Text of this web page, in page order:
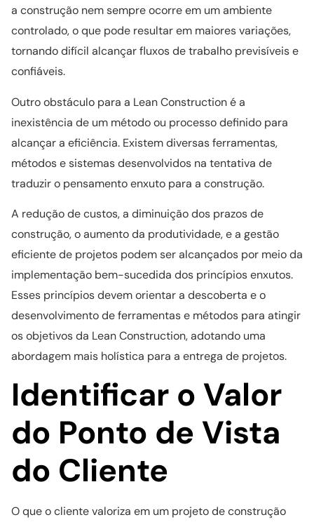
a construção nem sempre ocorre em um ambiente
controlado, o que pode resultar em maiores variações,
tornando difícil alcançar fluxos de trabalho previsíveis e
confiáveis.
Outro obstáculo para a Lean Construction é a
inexistência de um método ou processo definido para
alcançar a eficiência. Existem diversas ferramentas,
métodos e sistemas desenvolvidos na tentativa de
traduzir o pensamento enxuto para a construção.
A redução de custos, a diminuição dos prazos de
construção, o aumento da produtividade, e a gestão
eficiente de projetos podem ser alcançados por meio da
implementação bem-sucedida dos princípios enxutos.
Esses princípios devem orientar a descoberta e o
desenvolvimento de ferramentas e métodos para atingir
os objetivos da Lean Construction, adotando uma
abordagem mais holística para a entrega de projetos.
Identificar o Valor
do Ponto de Vista
do Cliente
O que o cliente valoriza em um projeto de construção